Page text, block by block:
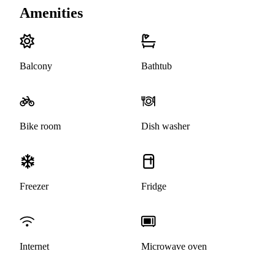
Amenities
Balcony Bathtub
Bike room Dish washer
Freezer Fridge
Internet Microwave oven